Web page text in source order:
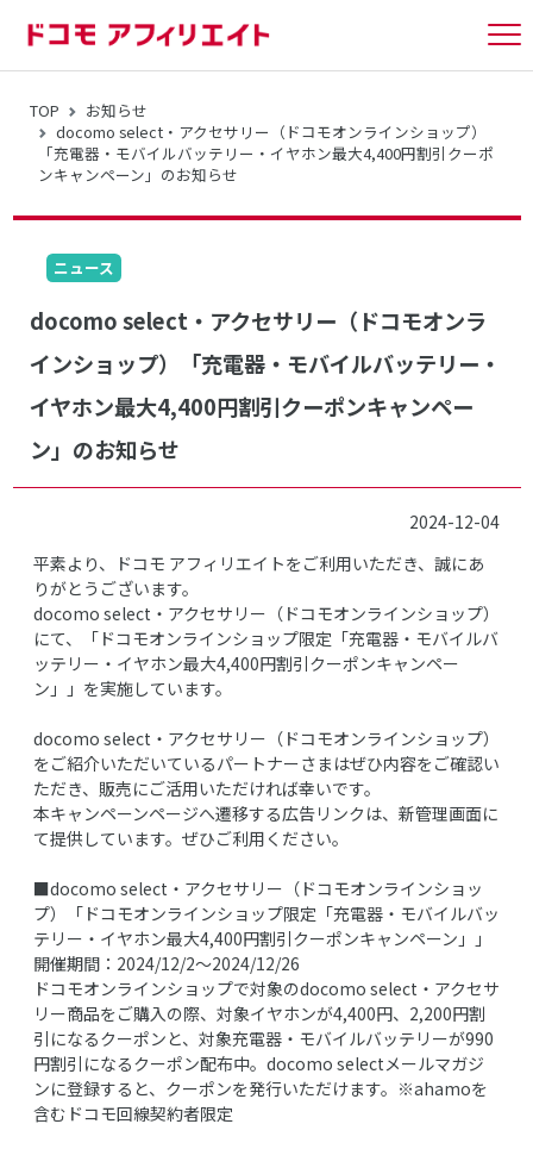
TOP
お知らせ
docomo select・アクセサリー（ドコモオンラインショップ）
「充電器・モバイルバッテリー・イヤホン最大4,400円割引クーポ
ンキャンペーン」のお知らせ
ニュース
docomo select・アクセサリー（ドコモオンラ
インショップ）「充電器・モバイルバッテリー・
イヤホン最大4,400円割引クーポンキャンペー
ン」のお知らせ
2024-12-04
平素より、ドコモ アフィリエイトをご利用いただき、誠にあ
りがとうございます。
docomo select・アクセサリー（ドコモオンラインショップ）
にて、「ドコモオンラインショップ限定「充電器・モバイルバ
ッテリー・イヤホン最大4,400円割引クーポンキャンペー
ン」」を実施しています。
docomo select・アクセサリー（ドコモオンラインショップ）
をご紹介いただいているパートナーさまはぜひ内容をご確認い
ただき、販売にご活用いただければ幸いです。
本キャンペーンページへ遷移する広告リンクは、新管理画面に
て提供しています。ぜひご利用ください。
■docomo select・アクセサリー（ドコモオンラインショッ
プ）「ドコモオンラインショップ限定「充電器・モバイルバッ
テリー・イヤホン最大4,400円割引クーポンキャンペーン」」
開催期間：2024/12/2～2024/12/26
ドコモオンラインショップで対象のdocomo select・アクセサ
リー商品をご購入の際、対象イヤホンが4,400円、2,200円割
引になるクーポンと、対象充電器・モバイルバッテリーが990
円割引になるクーポン配布中。docomo selectメールマガジ
ンに登録すると、クーポンを発行いただけます。※ahamoを
含むドコモ回線契約者限定